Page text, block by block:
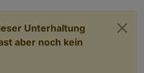
auch nicht. Versuche
Unterhaltung
aber noch kein